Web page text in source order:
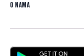
O nama